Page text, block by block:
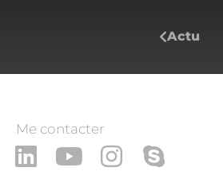
Actu
Me contacter
L
Y
I
S